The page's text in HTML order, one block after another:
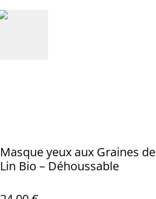
Masque yeux aux Graines de
Lin Bio – Déhoussable